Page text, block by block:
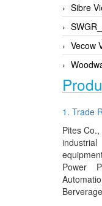
Sibre
Vecow
1. Trade
Pites
Power